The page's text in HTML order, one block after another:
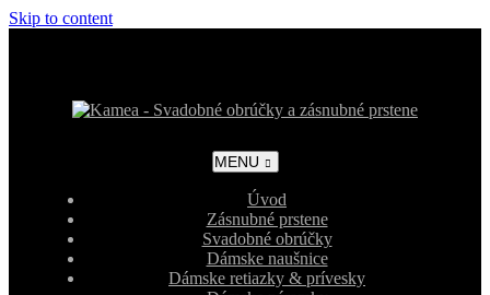
Skip to content
MENU
Úvod
Zásnubné prstene
Svadobné obrúčky
Dámske naušnice
Dámske retiazky & prívesky